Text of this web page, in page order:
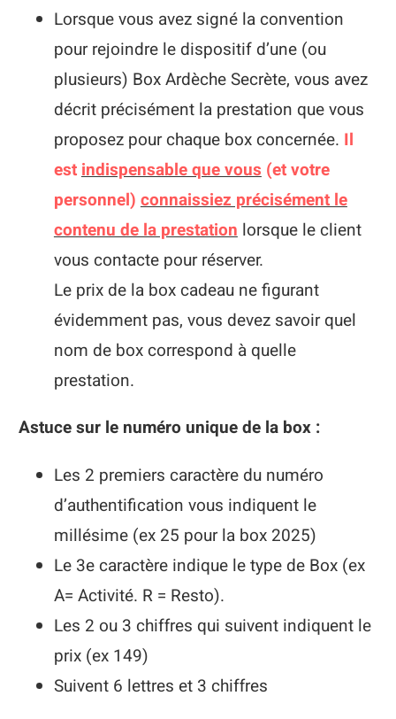
Lorsque vous avez signé la convention
pour rejoindre le dispositif d’une (ou
plusieurs) Box Ardèche Secrète, vous avez
décrit précisément la prestation que vous
proposez pour chaque box concernée. Il
estindispensable que vous(et votre
personnel) connaissiez précisément le
contenu de la prestationlorsque le client
vous contacte pour réserver.
Le prix de la box cadeau ne figurant
évidemment pas, vous devez savoir quel
nom de box correspond à quelle
prestation.
Astuce sur le numéro unique de la box :
Les 2 premiers caractère du numéro
d’authentification vous indiquent le
millésime (ex 25 pour la box 2025)
Le 3e caractère indique le type de Box (ex
A= Activité. R = Resto).
Les 2 ou 3 chiffres qui suivent indiquent le
prix (ex 149)
Suivent 6 lettres et 3 chiffres